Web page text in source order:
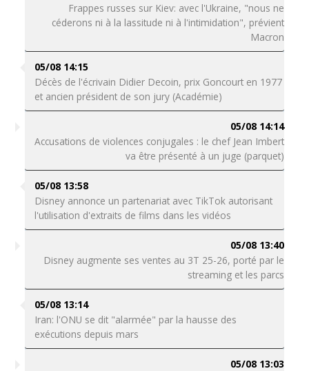
Frappes russes sur Kiev: avec l'Ukraine, "nous ne
céderons ni à la lassitude ni à l'intimidation", prévient
Macron
05/08 14:15
Décès de l'écrivain Didier Decoin, prix Goncourt en 1977
et ancien président de son jury (Académie)
05/08 14:14
Accusations de violences conjugales : le chef Jean Imbert
va être présenté à un juge (parquet)
05/08 13:58
Disney annonce un partenariat avec TikTok autorisant
l'utilisation d'extraits de films dans les vidéos
05/08 13:40
Disney augmente ses ventes au 3T 25-26, porté par le
streaming et les parcs
05/08 13:14
Iran: l'ONU se dit "alarmée" par la hausse des
exécutions depuis mars
05/08 13:03